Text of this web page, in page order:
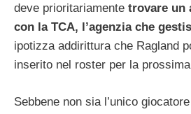
deve prioritariamente trovare un
con la TCA, l’agenzia che
ipotizza addirittura che Ragland
inserito nel roster per la
Sebbene non sia l’unico